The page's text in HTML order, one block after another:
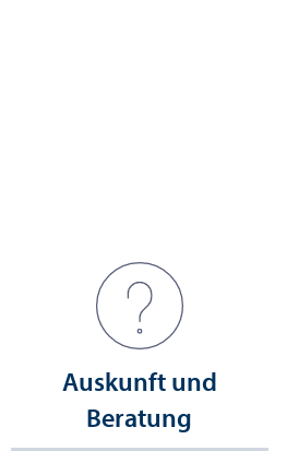
Auskunft und
Beratung